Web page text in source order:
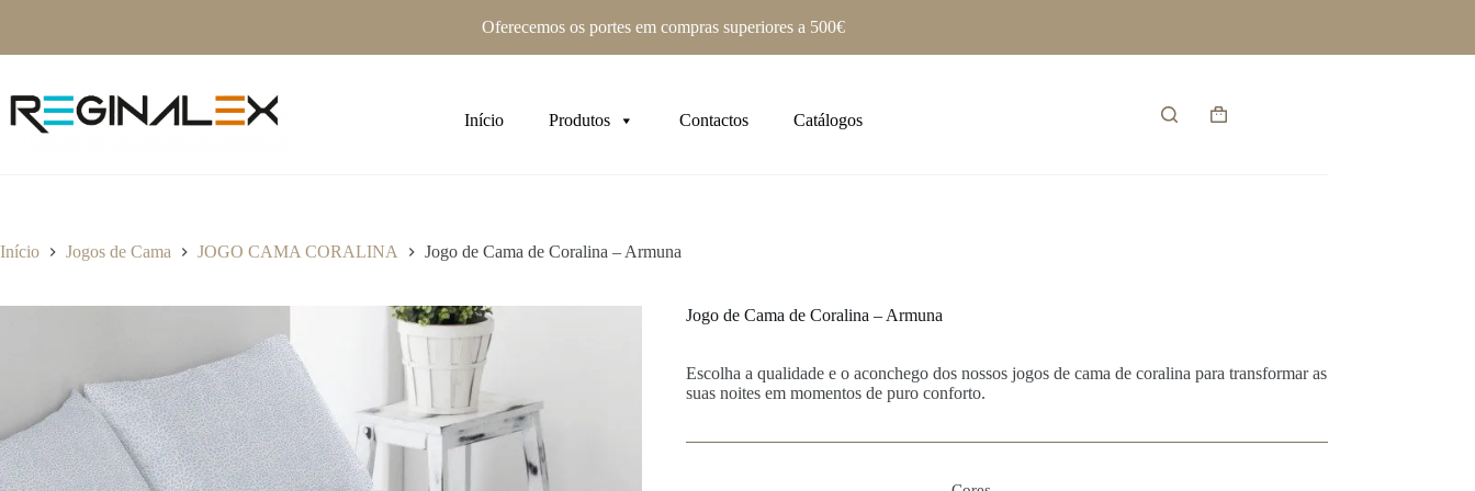
Oferecemos os portes em compras superiores a 500€
Início Produtos Contactos Catálogos
Carrinho
Início Jogos de Cama JOGO CAMA CORALINA Jogo de Cama de Coralina – Armuna
Jogo de Cama de Coralina – Armuna
Escolha a qualidade e o aconchego dos nossos jogos de cama de coralina para transformar as
suas noites em momentos de puro conforto.